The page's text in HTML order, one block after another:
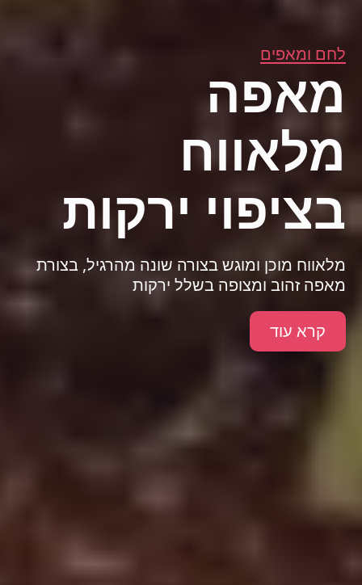
לחם ומאפים
מאפה
מלאווח
בציפוי ירקות
מלאווח מוכן ומוגש בצורה שונה מהרגיל, בצורת
מאפה זהוב ומצופה בשלל ירקות
קרא עוד